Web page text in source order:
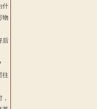
什
物
后
往